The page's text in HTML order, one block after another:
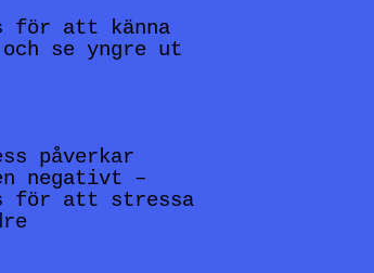
för att känna
se yngre ut
påverkar
negativt –
för att stressa